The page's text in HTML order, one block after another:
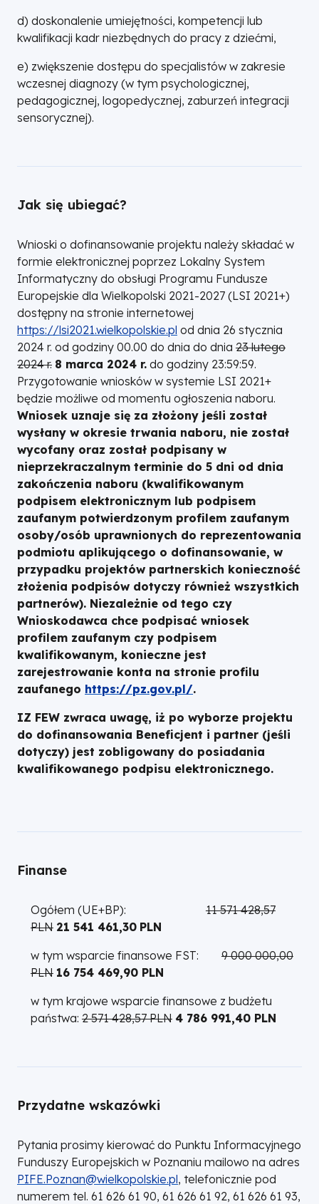
d) doskonalenie umiejętności, kompetencji lub
kwalifikacji kadr niezbędnych do pracy z dziećmi,
e) zwiększenie dostępu do specjalistów w zakresie
wczesnej diagnozy (w tym psychologicznej,
pedagogicznej, logopedycznej, zaburzeń integracji
sensorycznej).
Jak się ubiegać?
Wnioski o dofinansowanie projektu należy składać w
formie elektronicznej poprzez Lokalny System
Informatyczny do obsługi Programu Fundusze
Europejskie dla Wielkopolski 2021-2027 (LSI 2021+)
dostępny na stronie internetowej
https://lsi2021.wielkopolskie.pl od dnia 26 stycznia
2024 r. od godziny 00.00 do dnia do dnia 23 lutego
2024 r. 8 marca 2024 r. do godziny 23:59:59.
Przygotowanie wniosków w systemie LSI 2021+
będzie możliwe od momentu ogłoszenia naboru.
Wniosek uznaje się za złożony jeśli został
wysłany w okresie trwania naboru, nie został
wycofany oraz został podpisany w
nieprzekraczalnym terminie do 5 dni od dnia
zakończenia naboru (kwalifikowanym
podpisem elektronicznym lub podpisem
zaufanym potwierdzonym profilem zaufanym
osoby/osób uprawnionych do reprezentowania
podmiotu aplikującego o dofinansowanie, w
przypadku projektów partnerskich konieczność
złożenia podpisów dotyczy również wszystkich
partnerów). Niezależnie od tego czy
Wnioskodawca chce podpisać wniosek
profilem zaufanym czy podpisem
kwalifikowanym, konieczne jest
zarejestrowanie konta na stronie profilu
zaufanego https://pz.gov.pl/.
IZ FEW zwraca uwagę, iż po wyborze projektu
do dofinansowania Beneficjent i partner (jeśli
dotyczy) jest zobligowany do posiadania
kwalifikowanego podpisu elektronicznego.
Finanse
Ogółem (UE+BP): 11 571 428,57
PLN 21 541 461,30 PLN
w tym wsparcie finansowe FST: 9 000 000,00
PLN 16 754 469,90 PLN
w tym krajowe wsparcie finansowe z budżetu
państwa: 2 571 428,57 PLN 4 786 991,40 PLN
Przydatne wskazówki
Pytania prosimy kierować do Punktu Informacyjnego
Funduszy Europejskich w Poznaniu mailowo na adres
PIFE.Poznan@wielkopolskie.pl, telefonicznie pod
numerem tel. 61 626 61 90, 61 626 61 92, 61 626 61 93,